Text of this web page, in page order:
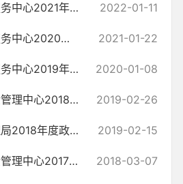
天门市住房保障服务中心2021年政府信息公开工作年度报告 2022-01-11
天门市住房保障服务中心2020年政府信息公开工作年度报告 2021-01-22
天门市住房保障服务中心2019年政府信息公开工作年度报告 2020-01-08
天门市住房公积金管理中心2018年信息公开工作年度报告 2019-02-26
天门市房地产管理局2018年度政府信息公开工作年度报告 2019-02-15
天门市住房公积金管理中心2017年政府信息公开工作年度报告 2018-03-07